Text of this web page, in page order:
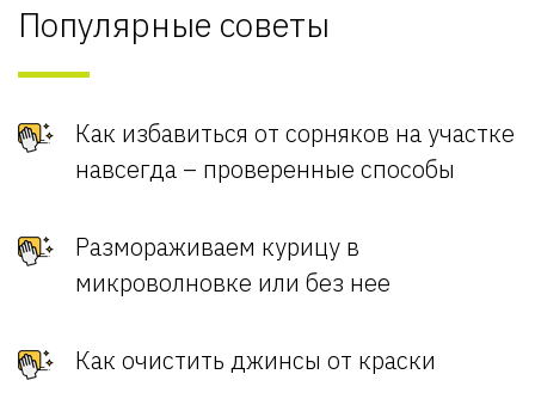
Популярные советы
Как избавиться от сорняков на участке
навсегда – проверенные способы
Размораживаем курицу в
микроволновке или без нее
Как очистить джинсы от краски